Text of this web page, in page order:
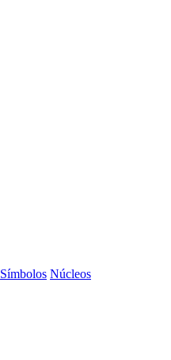
Símbolos Núcleos